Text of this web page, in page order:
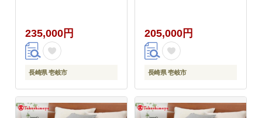
ク）《壱岐市》 キャン
プ アウトドア 寝具 羽
毛 [JFJ044] 200000
200000円 20万円
235,000円
長崎県 壱岐市
ク）《壱岐市》 アウト
ドア キャンプ 寝具 羽
毛 [JFJ011] 200000
200000円 20万円
205,000円
長崎県 壱岐市